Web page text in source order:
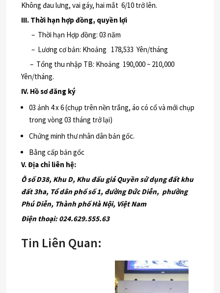
Không đau lưng, vai gáy, hai mắt 6/10 trở lên.
III. Thời hạn hợp đồng, quyền lợi
– Thời hạn Hợp đồng: 03 năm
– Lương cơ bản: Khoảng 178,533 Yên/tháng
– Tổng thu nhập TB: Khoảng 190,000 ~ 210,000
Yên/tháng.
IV. Hồ sơ đăng ký
03 ảnh 4 x 6 (chụp trên nền trắng, áo có cổ và mới chụp
trong vòng 03 tháng trở lại)
Chứng minh thư nhân dân bản gốc.
Bằng cấp bản gốc
V. Địa chỉ liên hệ:
Ô số D38, Khu D, Khu đấu giá Quyền sử dụng đất khu
đất 3ha, Tổ dân phố số 1, đường Đức Diễn, phường
Phú Diễn, Thành phố Hà Nội, Việt Nam
Điện thoại: 024.629.555.63
Tin Liên Quan: